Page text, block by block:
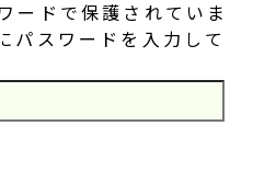
ードで保護されていま
パスワードを入力して